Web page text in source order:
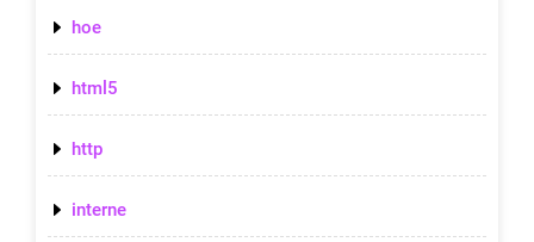
hoe
html5
http
interne